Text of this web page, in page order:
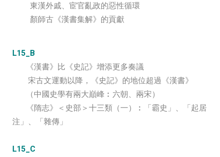
東漢外戚、宦官亂政的惡性循環
顏師古《漢書集解》的貢獻
L15_B
《漢書》比《史記》增添更多奏議
宋古文運動以降，《史記》的地位超過《漢書》
（中國史學有兩大巔峰︰六朝、兩宋）
《隋志》＜史部＞十三類（一）︰「霸史」、「起居
注」、「雜傳」
L15_C